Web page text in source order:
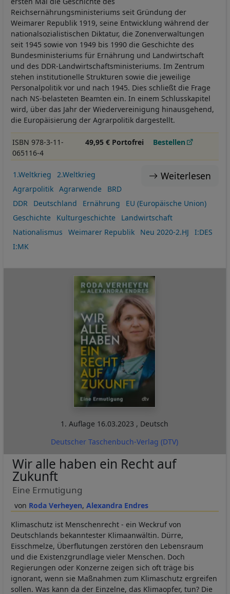
Reichsernährungsministeriums seit Gründung der
Weimarer Republik 1919, seine Entwicklung während der
nationalsozialistischen Diktatur, die Zonenverwaltungen
seit 1945 sowie von 1949 bis 1990 die Geschichte des
Bundesministeriums für Ernährung und Landwirtschaft
und des DDR-Landwirtschaftsministeriums. Im Zentrum
stehen institutionelle Strukturen sowie die jeweilige
Personalpolitik vor und nach 1945. Dies schließt die Frage
nach NS-belasteten Beamten ein. In einem Schlusskapitel
wird, über das Jahr der Wiedervereinigung hinausgehend,
die Europäisierung der Agrarpolitik dargestellt.
ISBN 978-3-11-
065116-4
49,95 € Portofrei Bestellen
Weiterlesen
1.Weltkrieg
2.Weltkrieg
Agrarpolitik
Agrarwende
BRD
DDR
Deutschland Ernährung
EU (Europäische Union)
Geschichte
Kulturgeschichte
Landwirtschaft
Nationalismus
Weimarer Republik Neu 2020-2.HJ
I:DES
I:MK
1. Auflage 16.03.2023 , Deutsch
Deutscher Taschenbuch-Verlag (DTV)
Roda Verheyen Alexandra Endres
Wir alle haben ein Recht auf
Zukunft
Eine Ermutigung
Klimaschutz ist Menschenrecht - ein Weckruf von
Deutschlands bekanntester Klimaanwältin. Dürre,
Eisschmelze, Überflutungen zerstören den Lebensraum
und die Existenzgrundlage vieler Menschen. Doch
Regierungen oder Konzerne zeigen sich oft träge bis
ignorant, wenn sie Maßnahmen zum Klimaschutz ergreifen
sollen. Was kann da der Einzelne, das Klimaopfer, tun? Die